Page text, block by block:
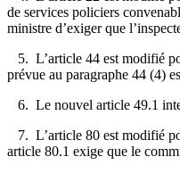
de services policiers
ministre d’exiger que
5. L’article 44 est modifié
prévue au paragraphe 44 (4)
6. Le nouvel article 49.1
7. L’article 80 est modifié
article 80.1 exige que le